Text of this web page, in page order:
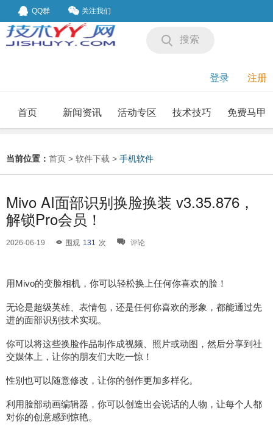
QQ群 关注我们
搜索
登录 注册
首页 新闻资讯 活动专区 技术技巧 免费马甲
当前位置： 首页 > 软件下载 > 手机软件
Mivo AI面部识别换脸换装 v3.35.876，
解锁Pro会员！
2026-06-19 围观 131 次 评论
用Mivo的变脸相机，你可以轻松换上任何你喜欢的脸！
无论是超级英雄、表情包，还是任何你喜欢的形象，都能通过先
进的面部识别技术实现。
你可以将这些换脸作品制作成视频、照片或动图，然后分享到社
交媒体上，让你的朋友们大吃一惊！
性别也可以随意修改，让你的创作更加多样化。
利用脸部动画编辑器，你可以创造出会说话的人物，让每个人都
对你的创意感到惊艳。